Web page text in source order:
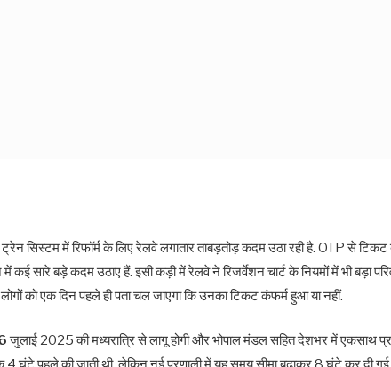
सिस्टम में रिफॉर्म के लिए रेलवे लगातार ताबड़तोड़ कदम उठा रही है. OTP से टिकट
कई सारे बड़े कदम उठाए हैं. इसी कड़ी में रेलवे ने रिजर्वेशन चार्ट के नियमों में भी बड़ा
को एक दिन पहले ही पता चल जाएगा कि उनका टिकट कंफर्म हुआ या नहीं.
जुलाई 2025 की मध्यरात्रि से लागू होगी और भोपाल मंडल सहित देशभर में एकसाथ